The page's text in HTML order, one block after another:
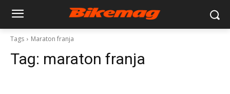
Tags Maraton franja
Tag: maraton franja